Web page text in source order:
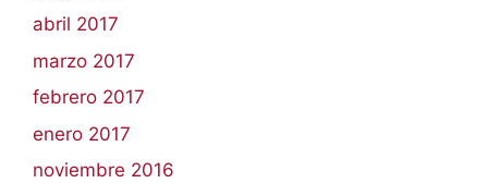
abril 2017
marzo 2017
febrero 2017
enero 2017
noviembre 2016